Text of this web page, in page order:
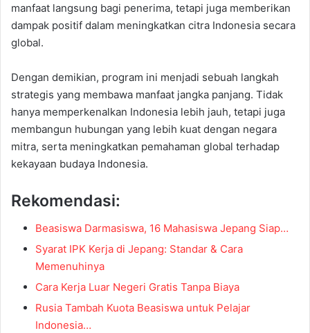
manfaat langsung bagi penerima, tetapi juga memberikan
dampak positif dalam meningkatkan citra Indonesia secara
global.
Dengan demikian, program ini menjadi sebuah langkah
strategis yang membawa manfaat jangka panjang. Tidak
hanya memperkenalkan Indonesia lebih jauh, tetapi juga
membangun hubungan yang lebih kuat dengan negara
mitra, serta meningkatkan pemahaman global terhadap
kekayaan budaya Indonesia.
Rekomendasi:
Beasiswa Darmasiswa, 16 Mahasiswa Jepang Siap…
Syarat IPK Kerja di Jepang: Standar & Cara
Memenuhinya
Cara Kerja Luar Negeri Gratis Tanpa Biaya
Rusia Tambah Kuota Beasiswa untuk Pelajar
Indonesia…